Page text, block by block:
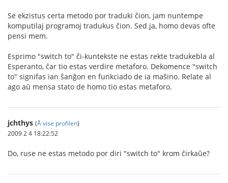
Se ekzistus certa metodo por traduki ĉion, jam nuntempe
komputilaj programoj tradukus ĉion. Sed ja, homo devas ofte
pensi mem.
Esprimo "switch to" ĉi-kuntekste ne estas rekte tradukebla al
Esperanto, ĉar tio estas verdire metaforo. Dekomence "switch
to" signifas ian ŝanĝon en funkciado de ia maŝino. Relate al
ago aŭ mensa stato de homo tio estas metaforo.
jchthys (Å vise profilen)
2009 2 4 18:22:52
Do, ruse ne estas metodo por diri "switch to" krom ĉirkaŭe?